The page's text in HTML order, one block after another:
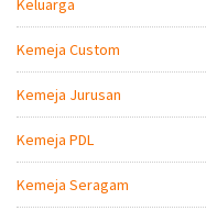
Kemeja Custom
Kemeja Jurusan
Kemeja PDL
Kemeja Seragam